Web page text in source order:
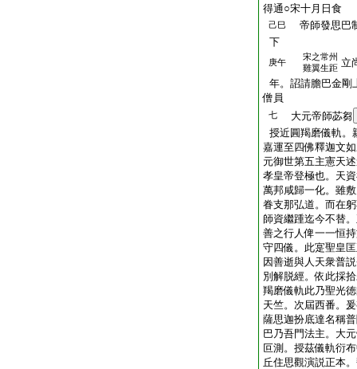
得通○宋十月日食
己巳
帝師發思巴
下
庚午
宋之常州
雞翼生距 立
年。詔請膽巴金剛
僧員
七
大元帝師苾芻
授近圓羯磨儀軌。
嘉運至四佛釋迦文
元御世第五主憲天
孝皇帝登極也。天
萬邦咸歸一化。雖
眷支那弘道。而在
師資繼踵迄今不替
善之行人俾一一恒
守四儀。此寔聖皇
因善逝與人天衆普
別解脱經。依此採
羯磨儀軌此乃聖光
天竺。次屆西番。
薩思迦扮底達名稱
巴乃吾門法主。大
叵測。授茲儀軌衍
丘住思觀演説正本